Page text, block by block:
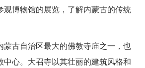
观博物馆的展览，了解内蒙古的传统
蒙古自治区最大的佛教寺庙之一，也
中心。大召寺以其壮丽的建筑风格和